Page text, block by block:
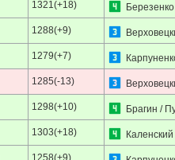
1321(+18)
1288(+9)
1279(+7)
1285(-13)
1298(+10) Брагин /
1303(+18)